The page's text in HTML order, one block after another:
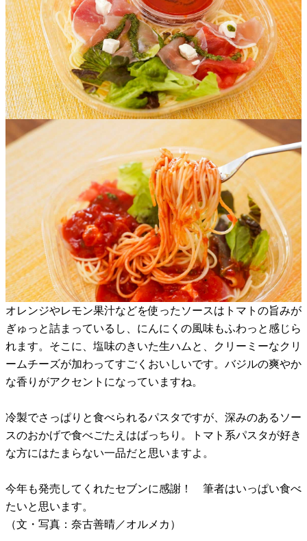
オレンジやレモン果汁などを使ったソースはトマトの旨みが
ぎゅっと詰まっているし、にんにくの風味もふわっと感じら
れます。そこに、塩味のきいた生ハムと、クリーミーなクリ
ームチーズが加わってすごくおいしいです。バジルの爽やか
な香りがアクセントになっていますね。
冷製でさっぱりと食べられるパスタですが、深みのあるソー
スのおかげで食べごたえはばっちり。トマト系パスタが好き
な方にはたまらない一品だと思いますよ。
今年も発売してくれたセブンに感謝！ 筆者はいっぱい食べ
たいと思います。
（文・写真：奈古善晴／オルメカ）